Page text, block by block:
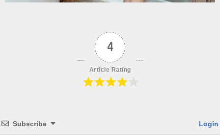
4
Article Rating
Subscribe Login